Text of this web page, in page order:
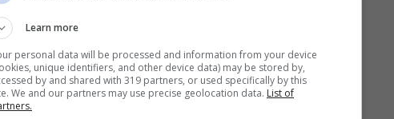
Learn more
personal data will be processed and information from your device
unique identifiers, and other device data) may be stored by,
by and shared with 319 partners, or used specifically by this
We and our partners may use precise geolocation data. List of